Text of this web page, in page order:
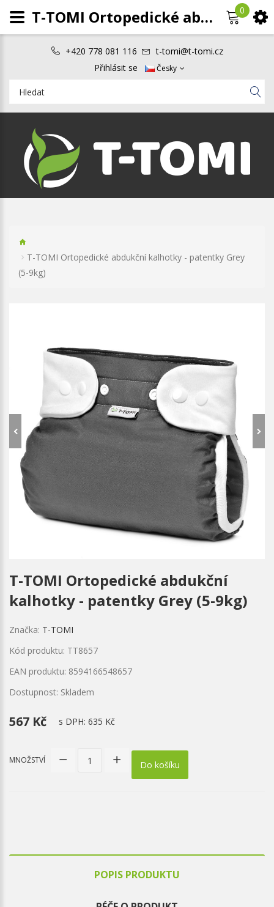
+420 778 081 116
t-tomi@t-tomi.cz
Přihlásit se
Česky
0
T-TOMI Ortopedické abdukční kalhotky - patentky Grey
(5-9kg)
T-TOMI Ortopedické abdukční
kalhotky - patentky Grey (5-9kg)
Značka: T-TOMI
Kód produktu: TT8657
EAN produktu: 8594166548657
Dostupnost: Skladem
567 Kč s DPH: 635 Kč
MNOŽSTVÍ Do košíku
POPIS PRODUKTU
T-TOMI Ortopedické abdukční kalhotky - patentky Grey (5-9kg)